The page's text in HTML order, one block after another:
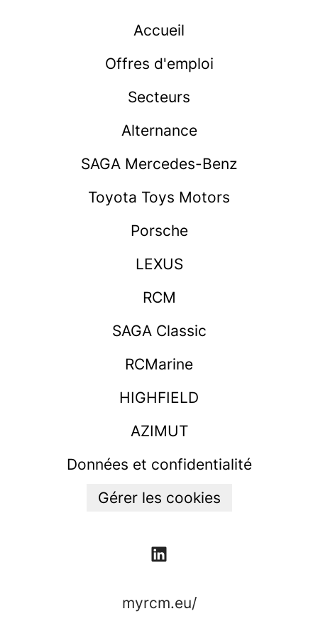
Accueil
Offres d'emploi
Secteurs
Alternance
SAGA Mercedes-Benz
Toyota Toys Motors
Porsche
LEXUS
RCM
SAGA Classic
RCMarine
HIGHFIELD
AZIMUT
Données et confidentialité
Gérer les cookies
myrcm.eu/